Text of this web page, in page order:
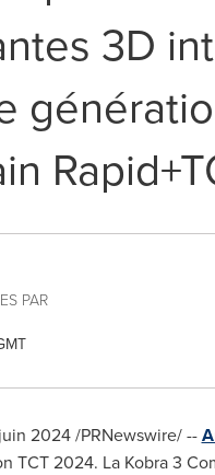
3D
PAR
2024/PRNewswire/ --
TCT 2024. La Kobra 3